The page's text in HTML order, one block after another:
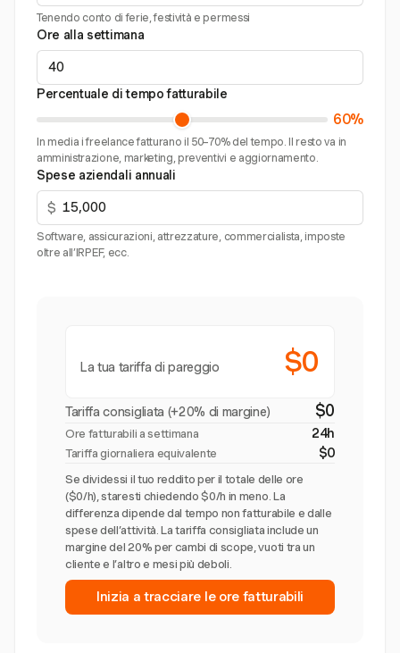
Tenendo conto di ferie, festività e permessi
Ore alla settimana
Percentuale di tempo fatturabile
60%
In media i freelance fatturano il 50–70% del tempo. Il resto va in
amministrazione, marketing, preventivi e aggiornamento.
Spese aziendali annuali
$
Software, assicurazioni, attrezzature, commercialista, imposte
oltre all’IRPEF, ecc.
La tua tariffa di pareggio $0
Tariffa consigliata (+20% di margine) $0
Ore fatturabili a settimana 24h
Tariffa giornaliera equivalente $0
Se dividessi il tuo reddito per il totale delle ore
($0/h), staresti chiedendo $0/h in meno. La
differenza dipende dal tempo non fatturabile e dalle
spese dell’attività. La tariffa consigliata include un
margine del 20% per cambi di scope, vuoti tra un
cliente e l’altro e mesi più deboli.
Inizia a tracciare le ore fatturabili